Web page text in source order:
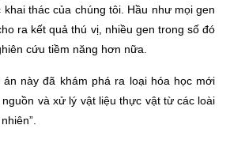
thác của chúng tôi. Hầu như mọi gen
ra kết quả thú vị, nhiều gen trong số đó
cứu tiềm năng hơn nữa.
này đã khám phá ra loại hóa học mới
và xử lý vật liệu thực vật từ các loài